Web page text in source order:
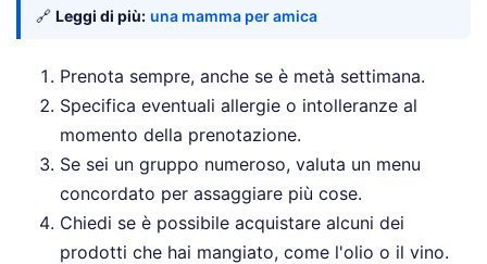
🔗 Leggi di più: una mamma per amica
Prenota sempre, anche se è metà settimana.
Specifica eventuali allergie o intolleranze al
momento della prenotazione.
Se sei un gruppo numeroso, valuta un menu
concordato per assaggiare più cose.
Chiedi se è possibile acquistare alcuni dei
prodotti che hai mangiato, come l'olio o il vino.